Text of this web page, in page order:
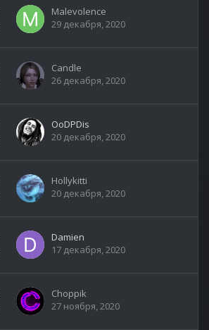
Malevolence
29 декабря, 2020
Candle
26 декабря, 2020
OoDPDis
20 декабря, 2020
Hollykitti
20 декабря, 2020
Damien
17 декабря, 2020
Choppik
27 ноября, 2020